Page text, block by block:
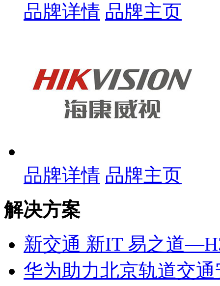
品牌详情 品牌主页
品牌详情 品牌主页
解决方案
新交通 新IT 易之道
华为助力北京轨道交